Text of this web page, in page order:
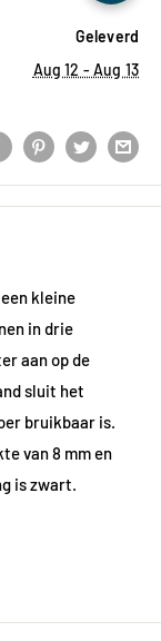
Geleverd
Aug 12 - Aug 13
kleine
in drie
aan op de
sluit het
bruikbaar is.
van 8 mm en
is zwart.